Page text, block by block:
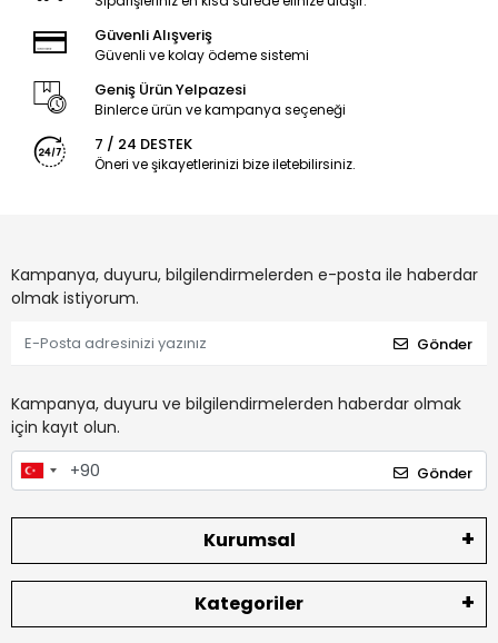
Güvenli Alışveriş
Güvenli ve kolay ödeme sistemi
Geniş Ürün Yelpazesi
Binlerce ürün ve kampanya seçeneği
7 / 24 DESTEK
Öneri ve şikayetlerinizi bize iletebilirsiniz.
Kampanya, duyuru, bilgilendirmelerden e-posta ile haberdar
olmak istiyorum.
Gönder
Kampanya, duyuru ve bilgilendirmelerden haberdar olmak
için kayıt olun.
Gönder
Kurumsal
Kategoriler